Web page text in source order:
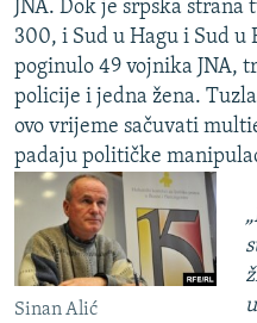
JNA. Dok je srpska
300, i Sud u Hagu i Sud u
poginulo 49 vojnika JNA,
policije i jedna žena.
ovo vrijeme sačuvati
padaju političke
Sinan Alić